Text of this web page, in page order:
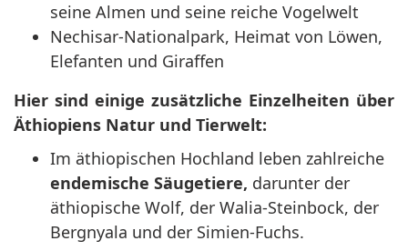
seine Almen und seine reiche Vogelwelt
Nechisar-Nationalpark, Heimat von Löwen,
Elefanten und Giraffen
Hier sind einige zusätzliche Einzelheiten über
Äthiopiens Natur und Tierwelt:
Im äthiopischen Hochland leben zahlreiche
endemische Säugetiere, darunter der
äthiopische Wolf, der Walia-Steinbock, der
Bergnyala und der Simien-Fuchs.